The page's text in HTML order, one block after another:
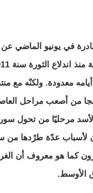
في يونيو الماضي
نجا من أصعب مراحل
استفاد إذًا نظامُ الأسد مرحليًا
لأسباب عدّة طرْدها من
36 سنة. أما الروس فيرون كما هو
الأوسط.